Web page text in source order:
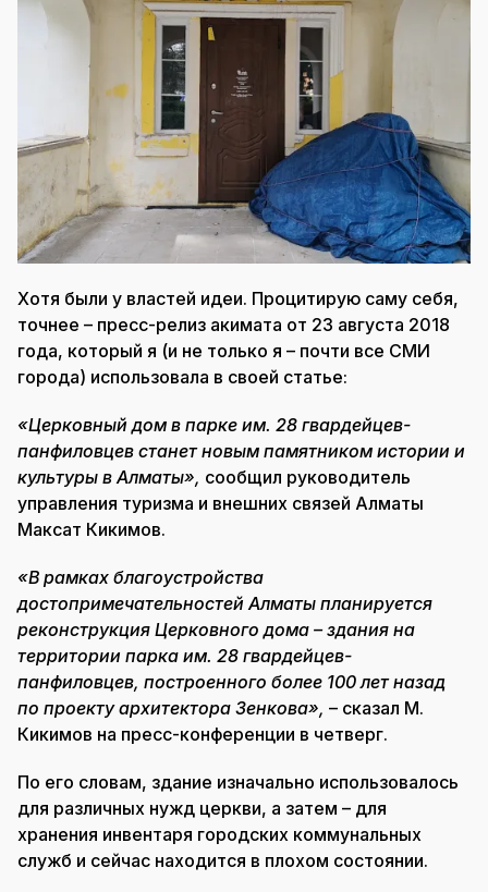
Хотя были у властей идеи. Процитирую саму себя,
точнее – пресс-релиз акимата от 23 августа 2018
года, который я (и не только я – почти все СМИ
города) использовала в своей статье:
«Церковный дом в парке им. 28 гвардейцев-
панфиловцев станет новым памятником истории и
культуры в Алматы», сообщил руководитель
управления туризма и внешних связей Алматы
Максат Кикимов.
«В рамках благоустройства
достопримечательностей Алматы планируется
реконструкция Церковного дома – здания на
территории парка им. 28 гвардейцев-
панфиловцев, построенного более 100 лет назад
по проекту архитектора Зенкова», – сказал М.
Кикимов на пресс-конференции в четверг.
По его словам, здание изначально использовалось
для различных нужд церкви, а затем – для
хранения инвентаря городских коммунальных
служб и сейчас находится в плохом состоянии.